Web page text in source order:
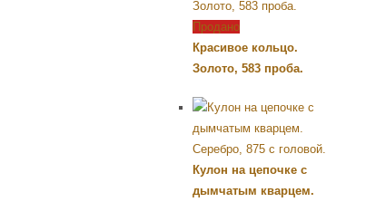
Продано
Красивое кольцо.
Золото, 583 проба.
Кулон на цепочке с
дымчатым кварцем.